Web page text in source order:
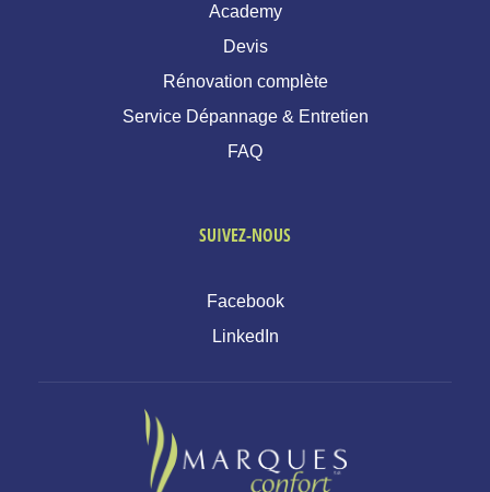
Academy
Devis
Rénovation complète
Service Dépannage & Entretien
FAQ
SUIVEZ-NOUS
Facebook
LinkedIn